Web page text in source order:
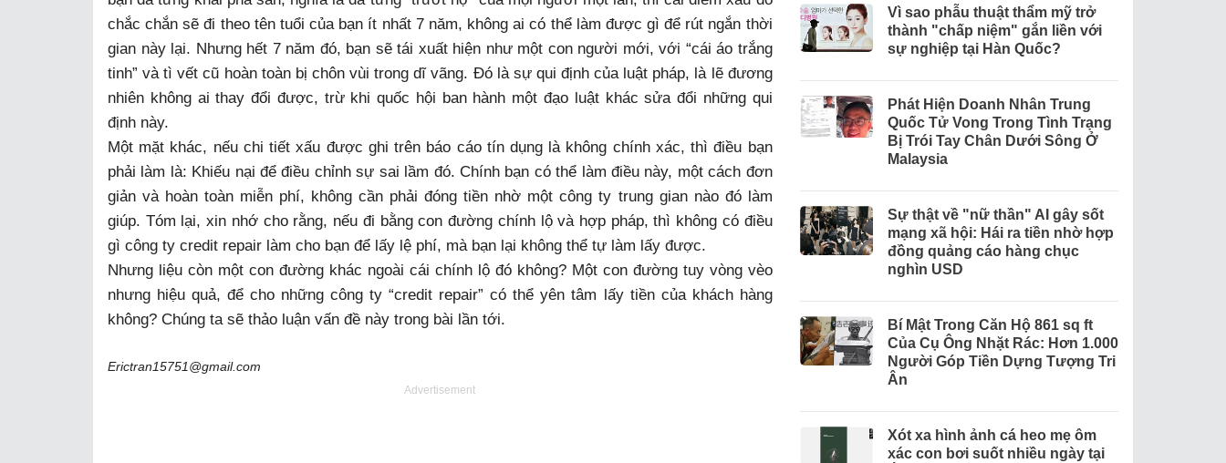
chắc chắn sẽ đi theo tên tuổi của bạn ít nhất 7 năm, không ai có thể làm được gì để rút ngắn thời
gian này lại. Nhưng hết 7 năm đó, bạn sẽ tái xuất hiện như một con người mới, với “cái áo trắng
tinh” và tì vết cũ hoàn toàn bị chôn vùi trong dĩ vãng. Đó là sự qui định của luật pháp, là lẽ đương
nhiên không ai thay đổi được, trừ khi quốc hội ban hành một đạo luật khác sửa đổi những qui
định này.
Một mặt khác, nếu chi tiết xấu được ghi trên báo cáo tín dụng là không chính xác, thì điều bạn
phải làm là: Khiếu nại để điều chỉnh sự sai lầm đó. Chính bạn có thể làm điều này, một cách đơn
giản và hoàn toàn miễn phí, không cần phải đóng tiền nhờ một công ty trung gian nào đó làm
giúp. Tóm lại, xin nhớ cho rằng, nếu đi bằng con đường chính lộ và hợp pháp, thì không có điều
gì công ty credit repair làm cho bạn để lấy lệ phí, mà bạn lại không thể tự làm lấy được.
Nhưng liệu còn một con đường khác ngoài cái chính lộ đó không? Một con đường tuy vòng vèo
nhưng hiệu quả, để cho những công ty “credit repair” có thể yên tâm lấy tiền của khách hàng
không? Chúng ta sẽ thảo luận vấn đề này trong bài lần tới.
Erictran15751@gmail.com
Advertisement
Vì sao phẫu thuật thẩm mỹ trở
thành "chấp niệm" gắn liền với
sự nghiệp tại Hàn Quốc?
Phát Hiện Doanh Nhân Trung
Quốc Tử Vong Trong Tình Trạng
Bị Trói Tay Chân Dưới Sông Ở
Malaysia
Sự thật về "nữ thần" AI gây sốt
mạng xã hội: Hái ra tiền nhờ hợp
đồng quảng cáo hàng chục
nghìn USD
Bí Mật Trong Căn Hộ 861 sq ft
Của Cụ Ông Nhặt Rác: Hơn 1.000
Người Góp Tiền Dựng Tượng Tri
Ân
Xót xa hình ảnh cá heo mẹ ôm
xác con bơi suốt nhiều ngày tại